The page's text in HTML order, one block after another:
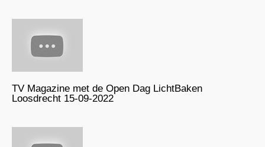
TV Magazine met de Open Dag LichtBaken
Loosdrecht 15-09-2022